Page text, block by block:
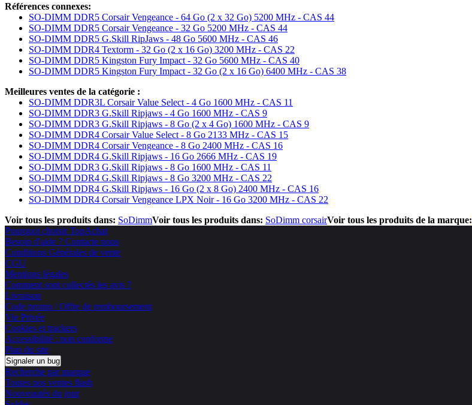
Références connexes:
SO-DIMM DDR5 Corsair Vengeance - 64 Go (2 x 32 Go) 5200 MHz - CAS 44
SO-DIMM DDR5 Corsair Vengeance - 32 Go 5200 MHz - CAS 44
SO-DIMM DDR5 G.Skill RipJaws - 48 Go 5600 MHz - CAS 46
SO-DIMM DDR4 Textorm - 32 Go (2 x 16 Go) 3200 MHz - CAS 22
SO-DIMM DDR5 Kingston Fury Impact - 32 Go 5600 MHz - CAS 40
SO-DIMM DDR5 Kingston Fury Impact - 32 Go (2 x 16 Go) 6400 MHz - CAS 38
Meilleures ventes de la catégorie :
SO-DIMM DDR3L Corsair Value Select - 4 Go 1600 MHz - CAS 11
SO-DIMM DDR3 G.Skill Ripjaws - 4 Go 1600 MHz - CAS 9
SO-DIMM DDR3 G.Skill Ripjaws - 8 Go (2 x 4 Go) 1600 MHz - CAS 9
SO-DIMM DDR4 Corsair Value Select - 8 Go 2133 MHz - CAS 15
SO-DIMM DDR4 Corsair Vengeance - 8 Go 2400 MHz - CAS 16
SO-DIMM DDR4 G.Skill Ripjaws - 16 Go 2666 MHz - CAS 19
SO-DIMM DDR3 G.Skill Ripjaws - 8 Go 1600 MHz - CAS 11
SO-DIMM DDR4 G.Skill Ripjaws - 8 Go 3200 MHz - CAS 22
SO-DIMM DDR4 G.Skill Ripjaws - 16 Go (2 x 8 Go) 2400 MHz - CAS 16
SO-DIMM DDR4 Corsair Vengeance LPX Noir - 16 Go 3200 MHz - CAS 22
Voir tous les produits dans: SoDimmVoir tous les produits dans: SoDimm corsairVoir tous les produits de la marque:
Pourquoi choisir TopAchat
Besoin d'aide ? Contacte nous
Conditions Générales de vente
CGU
Mentions légales
Comment sont collectés les avis ?
Livraison
Code promo / Offre de remboursement
Vie Privée
Cookies et trackers
Accessibilité : non conforme
Plan du site
Signaler un bug
Recherche par marque
Toutes nos ventes flash
Nouveautés du jour